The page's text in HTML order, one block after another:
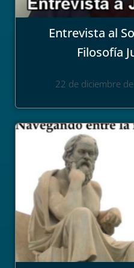
Entrevista al
Filosofía
22 de diciembre